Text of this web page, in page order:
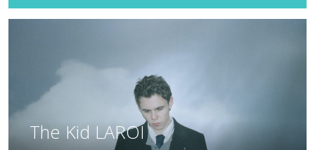
The Kid LAROI